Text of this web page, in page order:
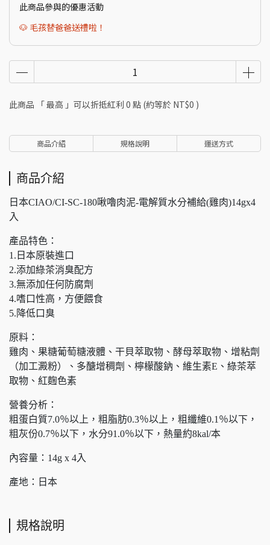
此商品參與的優惠活動
🐶 毛孩替爸爸送禮啦！
此商品 「 最高 」可以折抵紅利 0 點 (約等於 NT$0 )
商品介紹 規格說明 運送方式
商品介紹
日本CIAO/CI-SC-180啾嚕肉泥-電解質水分補給(雞肉)14gx4
入
產品特色：
1.日本原裝進口
2.添加綠茶消臭配方
3.無添加任何防腐劑
4.嗜口性高，方便餵食
5.降低口臭
原料：
雞肉、果糖葡萄糖液體、干貝萃取物、酵母萃取物、增粘劑
（加工澱粉）、多醣增稠劑、檸檬酸鈉、維生素E、綠茶萃
取物、紅麴色素
營養分析：
粗蛋白質7.0％以上，粗脂肪0.3％以上，粗纖維0.1％以下，
粗灰份0.7％以下，水分91.0％以下，熱量約8kal/本
內容量：14g x 4入
產地：日本
規格說明